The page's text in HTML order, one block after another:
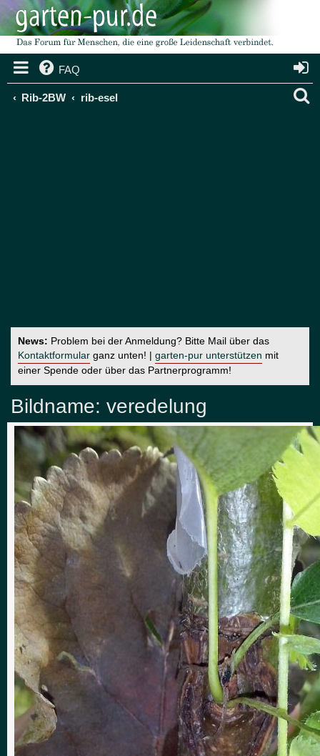
FAQ
Rib-2BW rib-esel
News: Problem bei der Anmeldung? Bitte Mail über das
Kontaktformular ganz unten! | garten-pur unterstützen mit
einer Spende oder über das Partnerprogramm!
Bildname: veredelung